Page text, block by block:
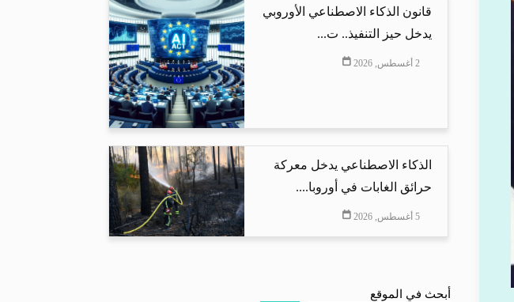
قانون الذكاء الاصطناعي الأوروبي
يدخل حيز التنفيذ.. ت...
2 أغسطس, 2026
الذكاء الاصطناعي يدخل معركة
حرائق الغابات في أوروبا....
5 أغسطس, 2026
أبحث في الموقع